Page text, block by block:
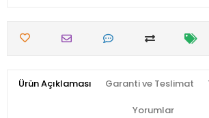
Ürün Açıklaması Garanti ve Teslimat
Yorumlar